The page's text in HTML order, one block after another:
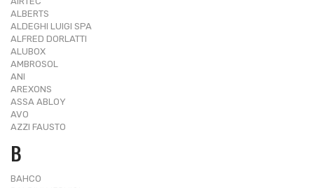
ALBERTS
ALDEGHI LUIGI SPA
ALFRED DORLATTI
ALUBOX
AMBROSOL
ANI
AREXONS
ASSA ABLOY
AVO
AZZI FAUSTO
B
BAHCO